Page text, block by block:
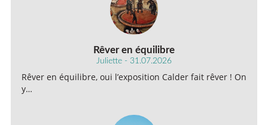
Rêver en équilibre
Juliette - 31.07.2026
Rêver en équilibre, oui l’exposition Calder fait rêver ! On
y…